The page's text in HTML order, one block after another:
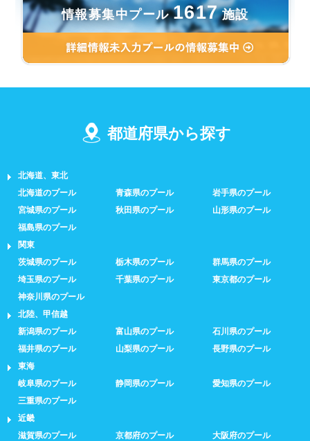
情報募集中プール 1617 施設
都道府県から探す
北海道、東北
北海道のプール
青森県のプール
岩手県のプール
宮城県のプール
秋田県のプール
山形県のプール
福島県のプール
関東
茨城県のプール
栃木県のプール
群馬県のプール
埼玉県のプール
千葉県のプール
東京都のプール
神奈川県のプール
北陸、甲信越
新潟県のプール
富山県のプール
石川県のプール
福井県のプール
山梨県のプール
長野県のプール
東海
岐阜県のプール
静岡県のプール
愛知県のプール
三重県のプール
近畿
滋賀県のプール
京都府のプール
大阪府のプール